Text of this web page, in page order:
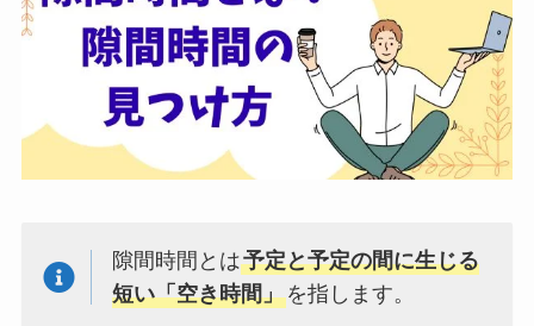
隙間時間とは予定と予定の間に生じる
短い「空き時間」を指します。